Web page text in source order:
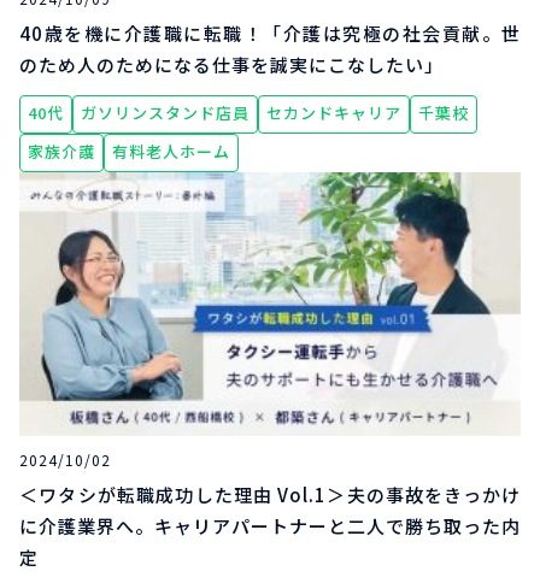
40歳を機に介護職に転職！「介護は究極の社会貢献。世
のため人のためになる仕事を誠実にこなしたい」
40代 ガソリンスタンド店員 セカンドキャリア
千葉校
家族介護
有料老人ホーム
2024/10/02
＜ワタシが転職成功した理由 Vol.1＞夫の事故をきっかけ
に介護業界へ。キャリアパートナーと二人で勝ち取った内
定